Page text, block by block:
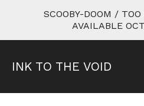
SCOOBY-DOOM /
AVAILABLE
INK TO THE VOID